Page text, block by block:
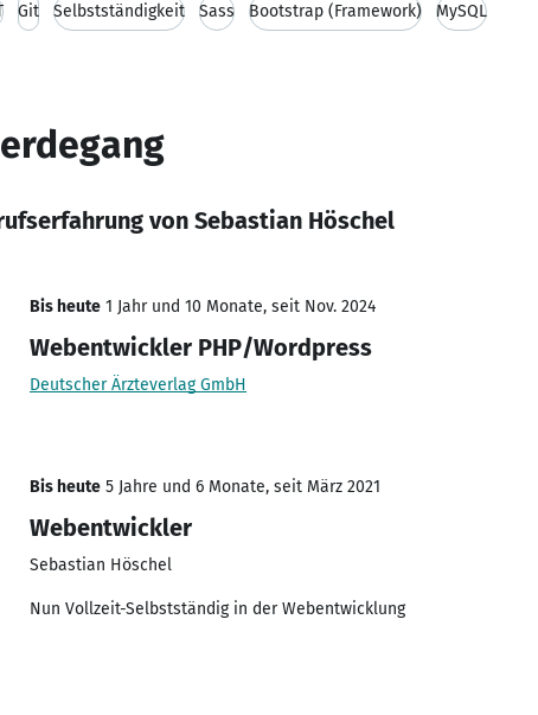
Git Selbstständigkeit Sass Bootstrap (Framework) MySQL
von Sebastian Höschel
Bis heute 1 Jahr und 10 Monate, seit Nov. 2024
Webentwickler PHP/Wordpress
Deutscher Ärzteverlag GmbH
Bis heute 5 Jahre und 6 Monate, seit März 2021
Webentwickler
Sebastian Höschel
Nun Vollzeit-Selbstständig in der Webentwicklung